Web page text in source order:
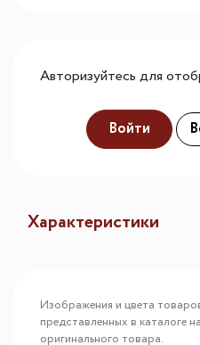
Авторизуйтесь для
Войти
Характеристики
Изображения и цвета
представленных в каталоге
оригинального товара.